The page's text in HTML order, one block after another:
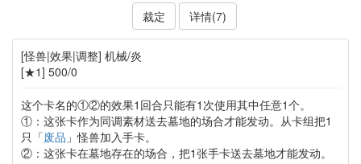
裁定
详情(7)
[怪兽|效果|调整] 机械/炎
[★1] 500/0
这个卡名的①②的效果1回合只能有1次使用其中任意1个。
①：这张卡作为同调素材送去墓地的场合才能发动。从卡组把1
只「废品 」怪兽加入手卡。
②：这张卡在墓地存在的场合，把1张手卡送去墓地才能发动。